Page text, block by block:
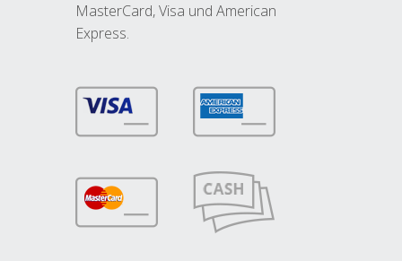
MasterCard, Visa und American
Express.